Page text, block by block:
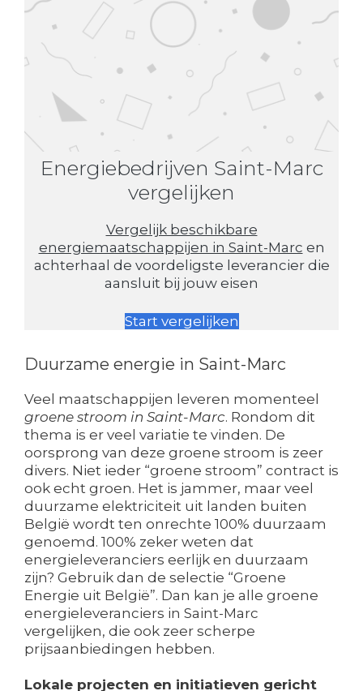
Energiebedrijven Saint-Marc
vergelijken
Vergelijk beschikbare
energiemaatschappijen in Saint-Marc en
achterhaal de voordeligste leverancier die
aansluit bij jouw eisen
Start vergelijken
Duurzame energie in Saint-Marc
Veel maatschappijen leveren momenteel
groene stroom in Saint-Marc. Rondom dit
thema is er veel variatie te vinden. De
oorsprong van deze groene stroom is zeer
divers. Niet ieder “groene stroom” contract is
ook echt groen. Het is jammer, maar veel
duurzame elektriciteit uit landen buiten
België wordt ten onrechte 100% duurzaam
genoemd. 100% zeker weten dat
energieleveranciers eerlijk en duurzaam
zijn? Gebruik dan de selectie “Groene
Energie uit België”. Dan kan je alle groene
energieleveranciers in Saint-Marc
vergelijken, die ook zeer scherpe
prijsaanbiedingen hebben.
Lokale projecten en initiatieven gericht